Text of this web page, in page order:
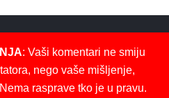
: Vaši komentari ne smiju
nego vaše mišljenje,
rasprave tko je u pravu.